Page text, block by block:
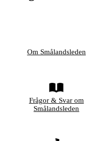
Om Smålandsleden
Frågor & Svar om
Smålandsleden